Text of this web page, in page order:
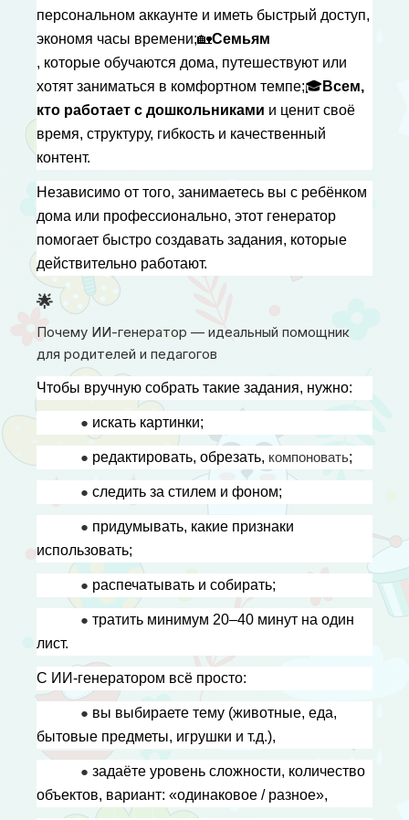
персональном аккаунте и иметь быстрый доступ,
экономя часы времени;🏡Семьям
, которые обучаются дома, путешествуют или
хотят заниматься в комфортном темпе;🎓Всем,
кто работает с дошкольниками и ценит своё
время, структуру, гибкость и качественный
контент.
Независимо от того, занимаетесь вы с ребёнком
дома или профессионально, этот генератор
помогает быстро создавать задания, которые
действительно работают.
🌟
Почему ИИ-генератор — идеальный помощник
для родителей и педагогов
Чтобы вручную собрать такие задания, нужно:
● искать картинки;
● редактировать, обрезать, компоновать;
● следить за стилем и фоном;
● придумывать, какие признаки
использовать;
● распечатывать и собирать;
● тратить минимум 20–40 минут на один
лист.
С ИИ-генератором всё просто:
● вы выбираете тему (животные, еда,
бытовые предметы, игрушки и т.д.),
● задаёте уровень сложности, количество
объектов, вариант: «одинаковое / разное»,